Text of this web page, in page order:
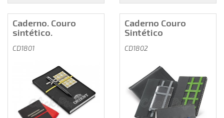
Caderno. Couro
sintético.
CD1801
Caderno Couro
Sintético
CD1802